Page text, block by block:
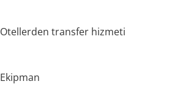
Otellerden transfer hizmeti
Ekipman